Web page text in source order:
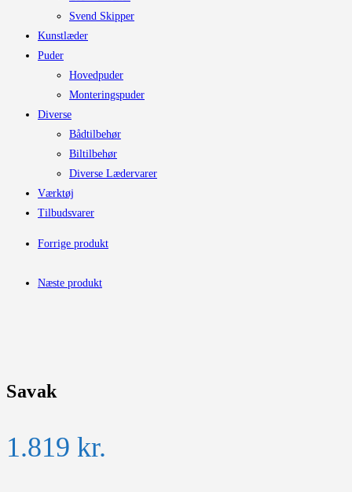
Svend Skipper
Kunstlæder
Puder
Hovedpuder
Monteringspuder
Diverse
Bådtilbehør
Biltilbehør
Diverse Lædervarer
Værktøj
Tilbudsvarer
Forrige produkt
Næste produkt
Savak
1.819 kr.